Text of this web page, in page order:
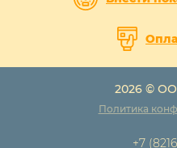
2026 ©
Политика
+7